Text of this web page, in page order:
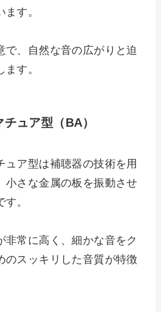
す。
で、自然な音の広がりと迫
す。
ュア型（BA）
ュア型は補聴器の技術を用
小さな金属の板を振動させ
。
非常に高く、細かな音をク
のスッキリした音質が特徴